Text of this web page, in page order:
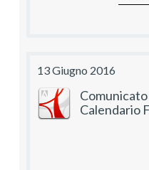
13 Giugno 2016
Calendario